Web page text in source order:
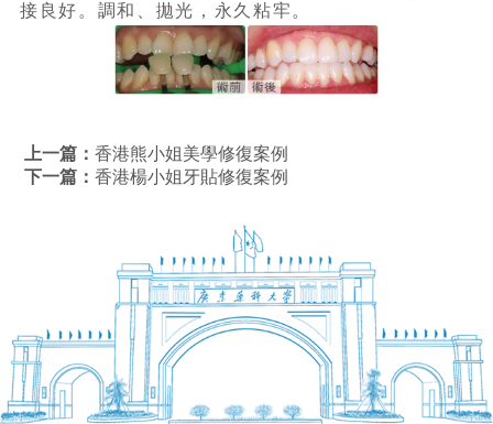
接良好。調和、拋光，永久粘牢。
上一篇：香港熊小姐美學修復案例
下一篇：香港楊小姐牙貼修復案例